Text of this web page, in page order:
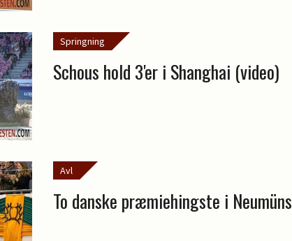
Springning
Schous hold 3'er i Shanghai (video)
Avl
To danske præmiehingste i